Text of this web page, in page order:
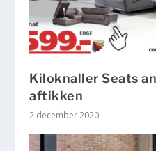
Kiloknaller Seats
aftikken
2 december 2020